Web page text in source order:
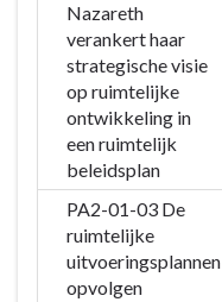
Nazareth
verankert haar
strategische visie
op ruimtelijke
ontwikkeling in
een ruimtelijk
beleidsplan
PA2-01-03 De
ruimtelijke
uitvoeringsplannen
opvolgen